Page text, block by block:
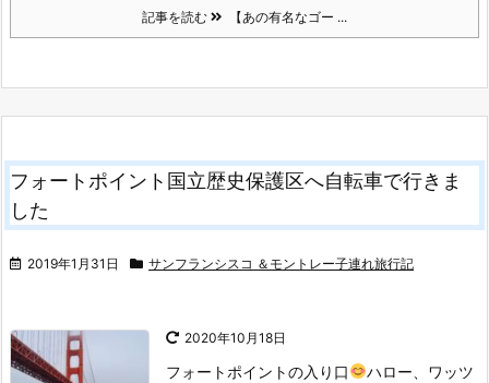
記事を読む 【あの有名なゴー ...
フォートポイント国立歴史保護区へ自転車で行きま
した
2019年1月31日 サンフランシスコ ＆モントレー子連れ旅行記
2020年10月18日
フォートポイントの入り口
ハロー、ワッツ